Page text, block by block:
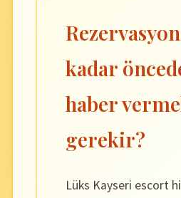
kadar
haber
gerekir?
Lüks Kayseri escort